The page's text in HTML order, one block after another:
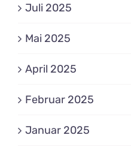
Juli 2025
Mai 2025
April 2025
Februar 2025
Januar 2025